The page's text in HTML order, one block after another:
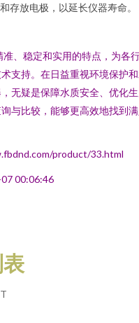
存放电极，以延长仪器寿命。
、稳定和实用的特点，为各
支持。在日益重视环境保护
无疑是保障水质安全、优化
与比较，能够更高效地找到
product/33.html
00:06:46